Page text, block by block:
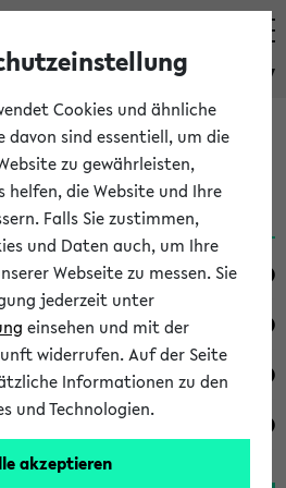
eKVV
eKVV
Cookies und ähnliche
davon sind essentiell, um die
zu gewährleisten,
helfen, die Website und Ihre
Falls Sie zustimmen,
und Daten auch, um Ihre
Webseite zu messen. Sie
jederzeit unter
einsehen und mit der
widerrufen. Auf der Seite
Informationen zu den
und Technologien.
akzeptieren